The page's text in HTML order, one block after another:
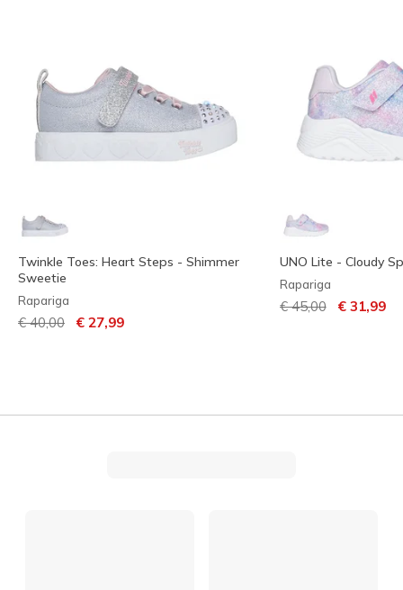
Twinkle Toes: Heart Steps - Shimmer
Sweetie
Rapariga
Preço com desconto de
€ 40,00 para
€ 27,99
UNO Lite - Cloudy
Rapariga
Preço com
€ 45,00para
€ 31,99